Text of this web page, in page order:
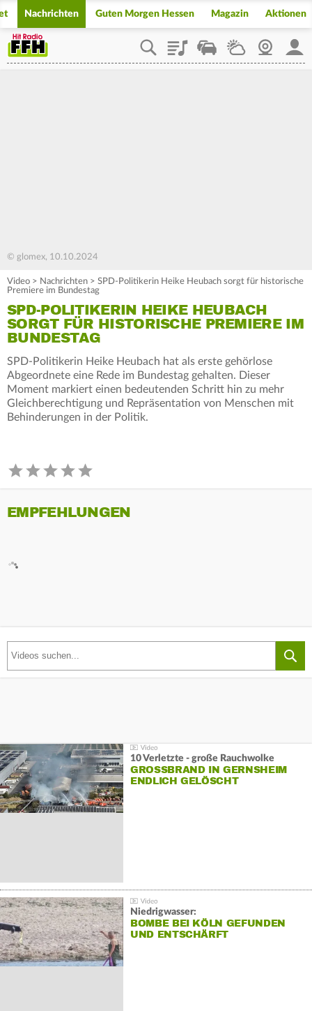
Nachrichten Guten Morgen Hessen Magazin Aktionen
PlaylistStaupilotWetterWebcam
© glomex, 10.10.2024
Video > Nachrichten > SPD-Politikerin Heike Heubach sorgt für historische
Premiere im Bundestag
SPD-POLITIKERIN HEIKE HEUBACH
SORGT FÜR HISTORISCHE PREMIERE IM
BUNDESTAG
SPD-Politikerin Heike Heubach hat als erste gehörlose
Abgeordnete eine Rede im Bundestag gehalten. Dieser
Moment markiert einen bedeutenden Schritt hin zu mehr
Gleichberechtigung und Repräsentation von Menschen mit
Behinderungen in der Politik.
EMPFEHLUNGEN
10 Verletzte - große Rauchwolke
GROSSBRAND IN GERNSHEIM E
NDLICH GELÖSCHT
Niedrigwasser:
BOMBE BEI KÖLN GEFUNDEN
UND ENTSCHÄRFT